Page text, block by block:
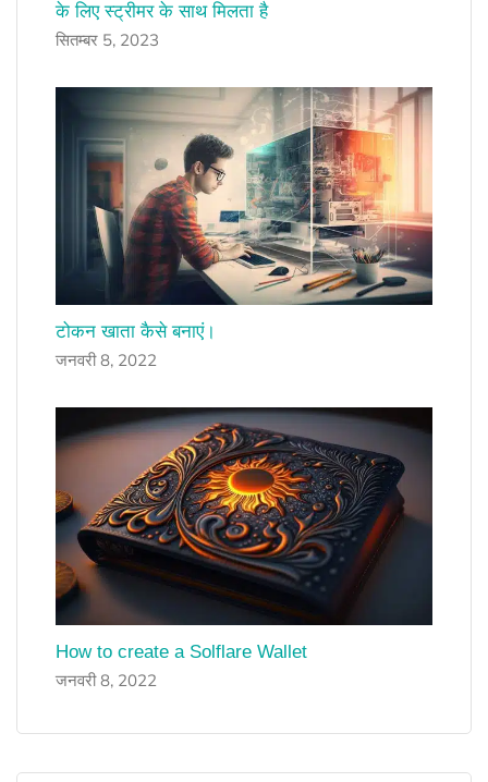
के लिए स्ट्रीमर के साथ मिलता है
सितम्बर 5, 2023
टोकन खाता कैसे बनाएं।
जनवरी 8, 2022
How to create a Solflare Wallet
जनवरी 8, 2022